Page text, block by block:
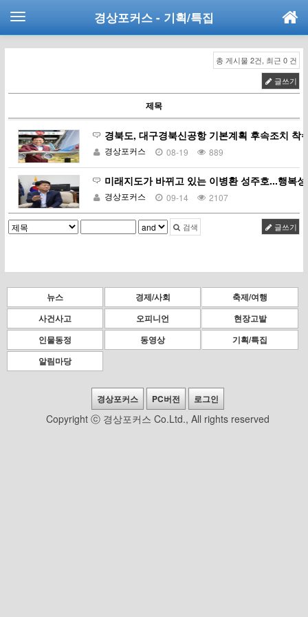
경상포커스 - 기획/특집
총 게시물 2건, 최근 0 건
글쓰기
제목
경북도, 대구경북신공항 기본계획 후속조치 착
경상포커스 08-19 889
미래지도가 바뀌고 있는 이병환 성주호...행복
경상포커스 09-14 2107
검색 글쓰기
뉴스 경제/사회
축제/여행
사건사고
오피니언
현장고발
인물동정
동영상
기획/특집
알림마당
경상포커스 PC버전 로그인
Copyright ⓒ 경상포커스 Co.Ltd., All rights reserved